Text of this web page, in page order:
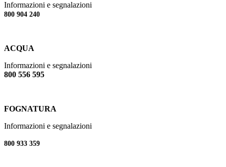
Informazioni e segnalazioni
800 904 240
ACQUA
Informazioni e segnalazioni
800 556 595
FOGNATURA
Informazioni e segnalazioni
800 933 359